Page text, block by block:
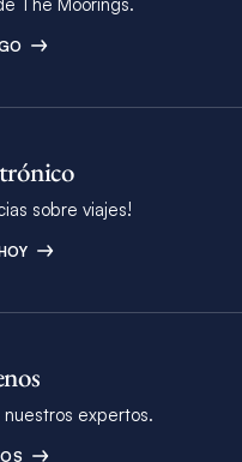
sobre viajes!
expertos.